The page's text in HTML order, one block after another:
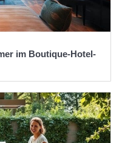
im Boutique-Hotel-